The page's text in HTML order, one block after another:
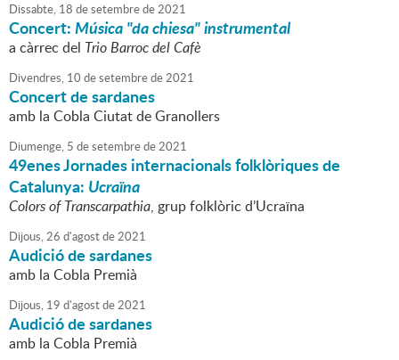
Dissabte, 18 desetembrede2021
Concert:Música "da chiesa" instrumental
a càrrec del Trio Barroc del Cafè
Divendres, 10 desetembrede2021
Concert de sardanes
amb la Cobla Ciutat de Granollers
Diumenge, 5 desetembrede2021
49enes Jornades internacionals folklòriques de
Catalunya: Ucraïna
Colors of Transcarpathia, grup folklòric d’Ucraïna
Dijous,26 d'agostde2021
Audició de sardanes
amb la Cobla Premià
Dijous, 19 d'agostde2021
Audició de sardanes
amb la Cobla Premià